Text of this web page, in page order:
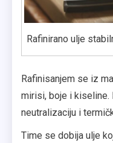
Rafinirano ulje
Rafinisanjem se iz
mirisi, boje i kiseline.
neutralizaciju i
Time se dobija ulje